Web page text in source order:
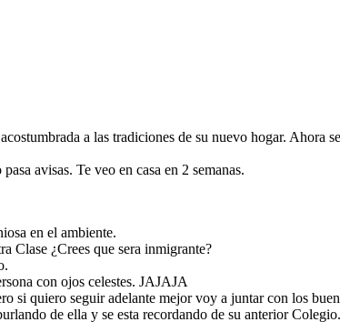
a las tradiciones de su nuevo hogar. Ahora
avisas. Te veo en casa en 2 semanas.
en el ambiente.
Clase ¿Crees que sera inmigrante?
con ojos celestes. JAJAJA
si quiero seguir adelante mejor voy a juntar con los
de ella y se esta recordando de su anterior